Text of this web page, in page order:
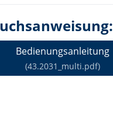
Bedienungsanleitung
(43.2031_multi.pdf)